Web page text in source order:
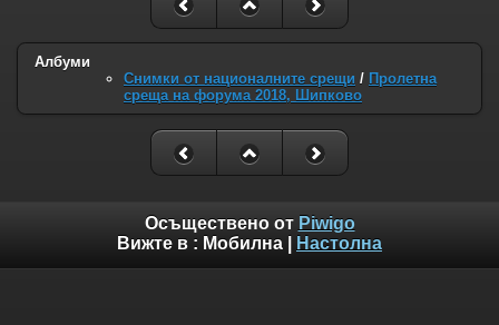
Албуми
Снимки от националните срещи / Пролетна
среща на форума 2018, Шипково
Осъществено от Piwigo
Вижте в : Мобилна Настолна